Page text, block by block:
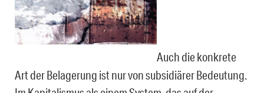
Auch die konkrete
Art der Belagerung ist nur von subsidiärer Bedeutung.